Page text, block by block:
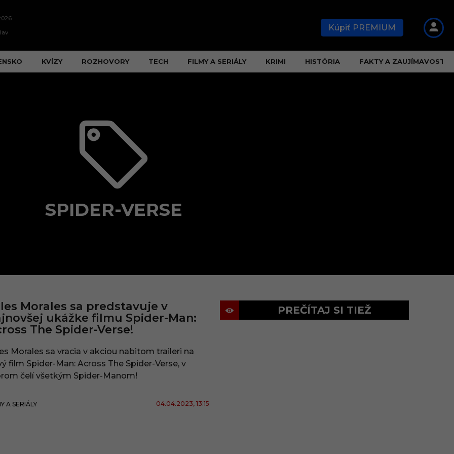
Kúpiť PREMIUM
KVÍZY ROZHOVORY TECH FILMY A SERIÁLY KRIMI HISTÓRIA FAKTY A ZAUJÍMAVOSTI
SPIDER-VERSE
Morales sa predstavuje v
ukážke filmu Spider-Man:
The Spider-Verse!
Morales sa vracia v akciou nabitom traileri na
film Spider-Man: Across The Spider-Verse, v
čelí všetkým Spider-Manom!
A SERIÁLY 04.04.2023, 13:15
PREČÍTAJ SI TIEŽ